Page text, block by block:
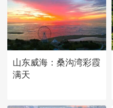
山东威海：桑沟湾彩霞
满天